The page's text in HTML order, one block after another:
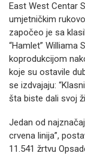
East West Centar
umjetničkim
započeo je sa
“Hamlet” Williama
koprodukcijom
koje su ostavile
se izdvajaju:
šta biste dali svoj
Jedan od
crvena linija”,
11.541 žrtvu